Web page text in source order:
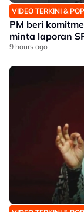
VIDEO TERKINI &
PM beri
minta laporan
9 hours ago